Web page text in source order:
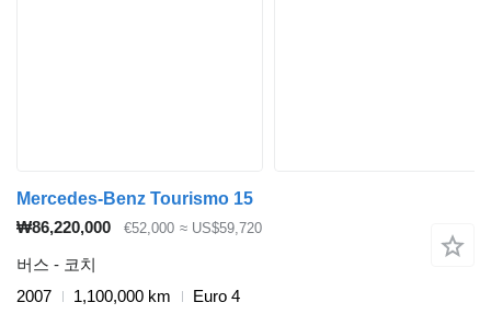
Mercedes-Benz Tourismo 15
₩86,220,000
€52,000 ≈ US$59,720
버스 - 코치
2007
1,100,000 km
Euro 4